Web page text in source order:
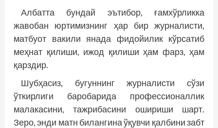
Албатта бундай эътибор, ғамхўрликка
жавобан юртимизнинг ҳар бир журналисти,
матбуот вакили янада фидойилик кўрсатиб
меҳнат қилиши, ижод қилиши ҳам фарз, ҳам
қарздир.
Шубҳасиз, бугуннинг журналисти сўзи
ўткирлиги баробарида профессионаллик
малакасини, тажрибасини ошириши шарт.
Зеро, энди матн билангина ўқувчи қалбини забт